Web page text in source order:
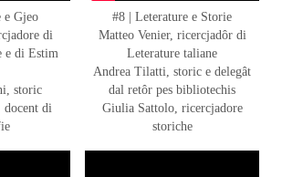
e Gjeo
di
e di Estim
storic
docent di
#8 | Leterature e Storie
Matteo Venier, ricercjadôr di
Leterature taliane
Andrea Tilatti, storic e delegât
dal retôr pes bibliotechis
Giulia Sattolo, ricercjadore
storiche